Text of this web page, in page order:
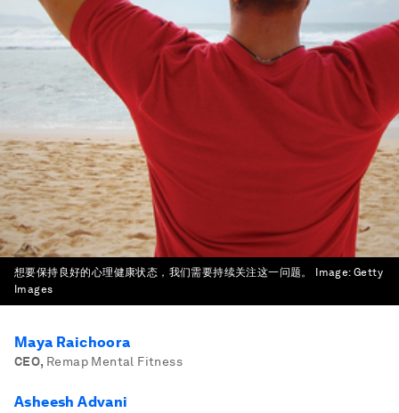
想要保持良好的心理健康状态，我们需要持续关注这一问题。 Image:Getty
Images
Maya Raichoora
CEO, Remap Mental Fitness
Asheesh Advani